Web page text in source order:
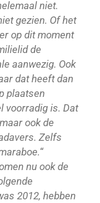
niet.
gezien. Of het
op dit moment
de
aanwezig. Ook
dat heeft dan
plaatsen
voorradig is. Dat
ook de
Zelfs
“
nu ook de
2012, hebben